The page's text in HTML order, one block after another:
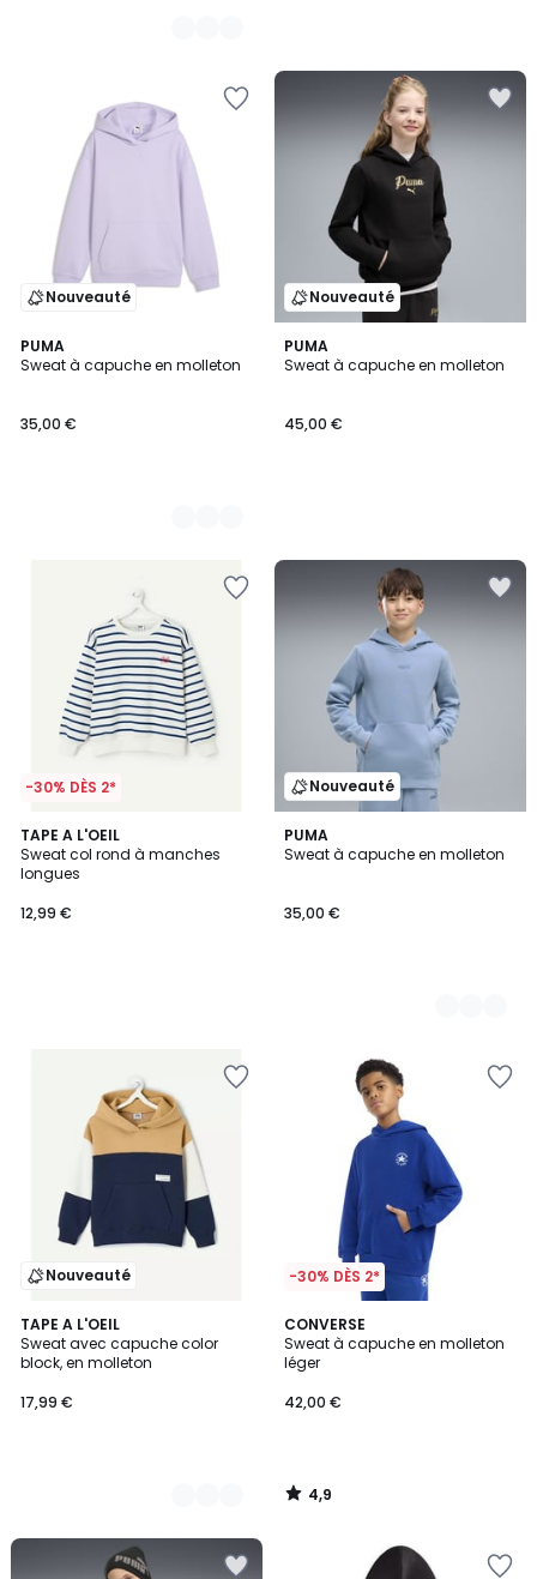
Nouveauté
PUMA
Sweat à capuche en molleton
35,00 €
2
Couleurs
Nouveauté
PUMA
Sweat à capuche en molleton
45,00 €
-30% DÈS 2*
TAPE A L'OEIL
Sweat col rond à manches
longues
12,99 €
Nouveauté
PUMA
Sweat à capuche en molleton
35,00 €
3
Couleurs
Nouveauté
TAPE A L'OEIL
Sweat avec capuche color
block, en molleton
17,99 €
2
Couleurs
-30% DÈS 2*
CONVERSE
Sweat à capuche en molleton
léger
42,00 €
4,9
/ 5
4,9
/